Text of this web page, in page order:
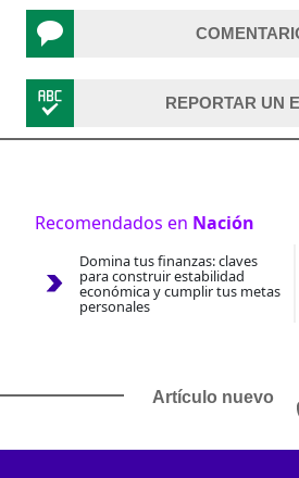
REPORTAR UN
Recomendados en Nación
Domina tus finanzas: claves
para construir estabilidad
económica y cumplir tus metas
personales
Artículo nuevo